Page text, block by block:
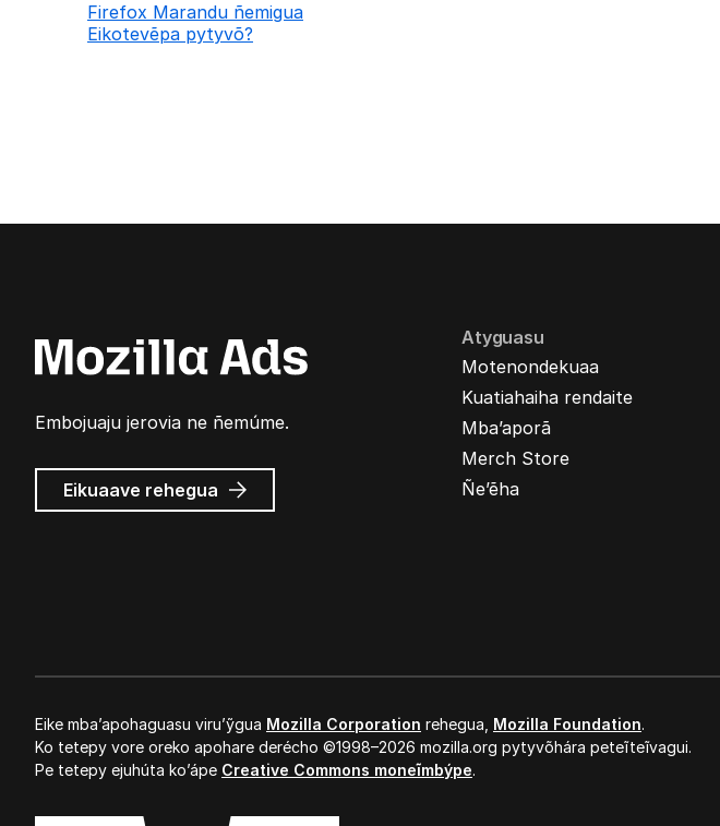
Firefox Marandu ñemigua
Eikotevẽpa pytyvõ?
Embojuaju jerovia ne ñemúme.
Eikuaave Mozilla
marandu’i
rehegua
Atyguasu
Motenondekuaa
Kuatiahaiha rendaite
Mba’aporã
Merch Store
Ñe’ẽha
Eike mba’apohaguasu viru’ỹgua Mozilla Corporation rehegua, Mozilla Foundation.
Ko tetepy vore oreko apohare derécho ©1998–2026 mozilla.org pytyvõhára peteĩteĩvagui.
Pe tetepy ejuhúta ko’ápe Creative Commons moneĩmbýpe.